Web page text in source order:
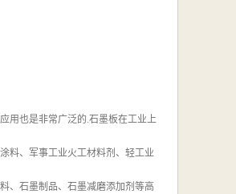
用也是非常广泛的.石墨板在工业上
料、军事工业火工材料剂、轻工业
、石墨制品、石墨减磨添加剂等高